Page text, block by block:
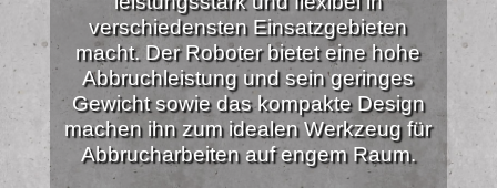
verschiedensten Einsatzgebieten
macht. Der Roboter bietet eine hohe
Abbruchleistung und sein geringes
Gewicht sowie das kompakte Design
machen ihn zum idealen Werkzeug für
Abbrucharbeiten auf engem Raum.